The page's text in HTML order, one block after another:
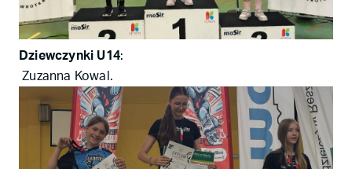
Dziewczynki U14:
Zuzanna Kowal.